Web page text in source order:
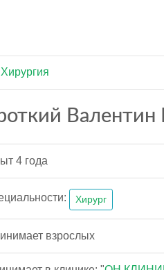
Хирургия
Валентин
4 года
Хирург
взрослых